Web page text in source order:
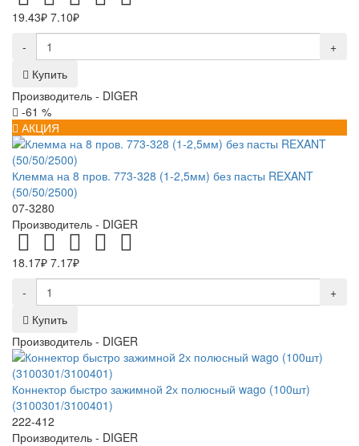
19.43₽ 7.10₽
-
+
Купить
Производитель - DIGER
-61 %
АКЦИЯ
Клемма на 8 пров. 773-328 (1-2,5мм) без пасты REXANT
(50/50/2500)
07-3280
Производитель - DIGER
18.17₽ 7.17₽
-
+
Купить
Производитель - DIGER
Коннектор быстро зажимной 2х полюсный wago (100шт)
(3100301/3100401)
222-412
Производитель - DIGER